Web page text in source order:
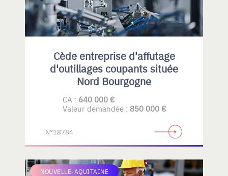
Cède entreprise d'affutage
d'outillages coupants située
Nord Bourgogne
CA : 640 000 €
Valeur demandée : 850 000 €
N°18784
NOUVELLE-AQUITAINE